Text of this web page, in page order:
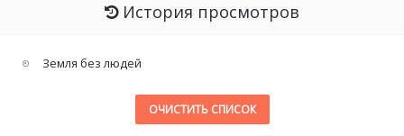
История просмотров
Земля без людей
ОЧИСТИТЬ СПИСОК